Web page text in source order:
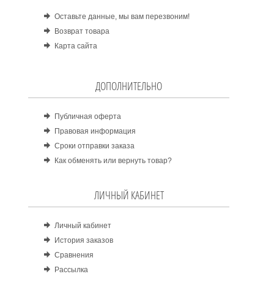
Оставьте данные, мы вам перезвоним!
Возврат товара
Карта сайта
ДОПОЛНИТЕЛЬНО
Публичная оферта
Правовая информация
Сроки отправки заказа
Как обменять или вернуть товар?
ЛИЧНЫЙ КАБИНЕТ
Личный кабинет
История заказов
Сравнения
Рассылка